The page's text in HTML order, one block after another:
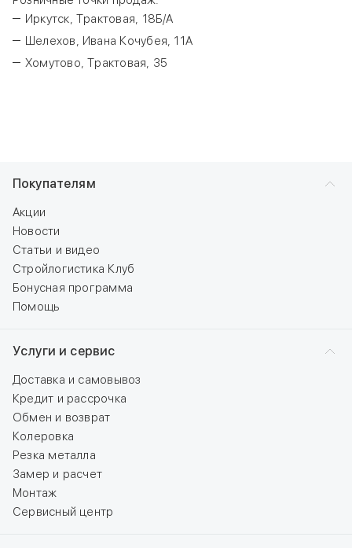
Иркутск, Трактовая, 18Б/А
Шелехов, Ивана Кочубея, 11А
Хомутово, Трактовая, 35
Покупателям
Акции
Новости
Статьи и видео
Стройлогистика Клуб
Бонусная программа
Помощь
Услуги и сервис
Доставка и самовывоз
Кредит и рассрочка
Обмен и возврат
Колеровка
Резка металла
Замер и расчет
Монтаж
Сервисный центр